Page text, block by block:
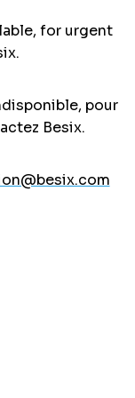
for urgent
pour
Besix.